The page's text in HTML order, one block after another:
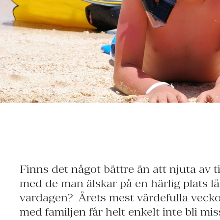
Finns det något bättre än att njuta av
med de man älskar på en härlig plats
vardagen? Årets mest värdefulla
med familjen får helt enkelt inte bli
barnpassning eller att rummet
vardagsrumsdel med dörrar som
sovrummet. För andra kanske
utflykter och äventyr känns viktigast.